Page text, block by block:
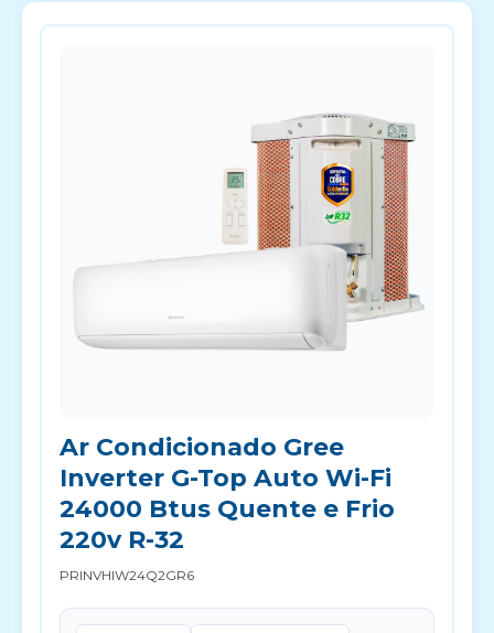
Ar Condicionado Gree
Inverter G-Top Auto Wi-Fi
24000 Btus Quente e Frio
220v R-32
PRINVHIW24Q2GR6